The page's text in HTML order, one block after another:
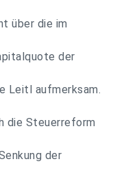
über die im
der
Leitl aufmerksam.
die Steuerreform
der